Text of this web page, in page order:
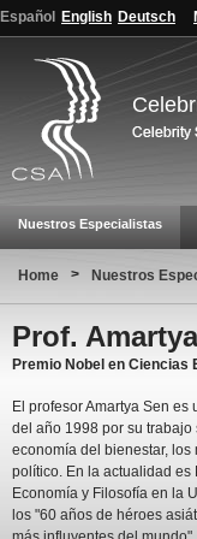
Español English Deutsch
Nuestros Especialistas
Home > Nuestros
Prof.
Premio Nobel en Ciencias
El profesor Amartya Sen
del año 1998 por su
economía del bienestar,
político. En la actualidad es
Economía y Filosofía en la
los "60 años de héroes